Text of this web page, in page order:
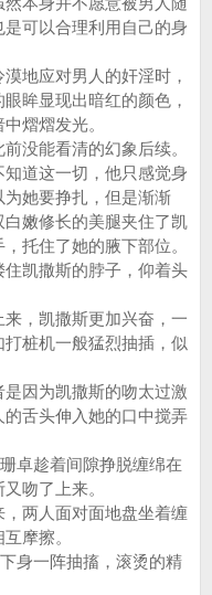
可以合理利用自己的身
地应对男人的奸淫时，
眸显现出暗红的颜色，
熠熠发光。
没能看清的幻象后续。
道这一切，他只感觉身
她要挣扎，但是渐渐
嫩修长的美腿夹住了凯
托住了她的腋下部位。
凯撒斯的脖子，仰着头
，凯撒斯更加兴奋，一
桩机一般猛烈抽插，似
因为凯撒斯的吻太过激
舌头伸入她的口中搅弄
卓趁着间隙挣脱缠绵在
吻了上来。
两人面对面地盘坐着缠
摩擦。
身一阵抽搐，滚烫的精